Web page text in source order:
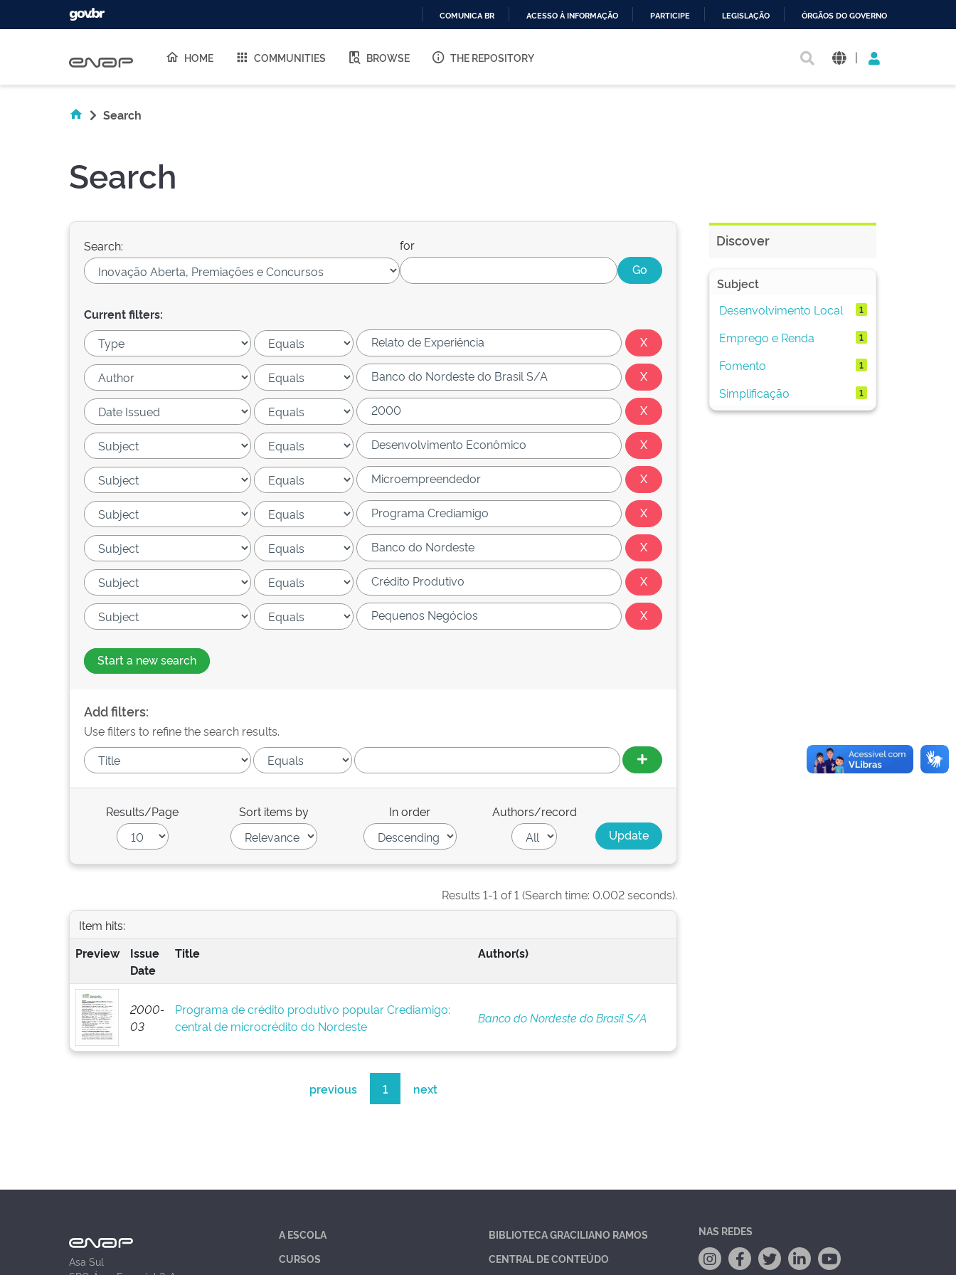
O
COMUNICA BR ACESSO À INFORMAÇÃO PARTICIPE LEGISLAÇÃO ÓRGÃOS DO GOVERNO
HOME COMMUNITIES BROWSE THE REPOSITORY |
Search
Search
Search: for
Current filters:
Start a new search
Add filters:
Use filters to refine the search results.
Results/Page Sort items by In order Authors/record
Results 1-1 of 1 (Search time: 0.002 seconds).
Item hits:
Preview
Issue
Date
Title Author(s)
2000-
03
Programa de crédito produtivo popular Crediamigo:
central de microcrédito do Nordeste
Banco do Nordeste do Brasil S/A
previous 1 next
Discover
Subject
Desenvolvimento Local
1
Emprego e Renda 1
Fomento 1
Simplificação 1
Asa Sul
A ESCOLA
CURSOS
BIBLIOTECA GRACILIANO RAMOS
CENTRAL DE CONTEÚDO
NAS REDES